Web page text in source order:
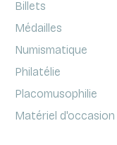
Billets
Médailles
Numismatique
Philatélie
Placomusophilie
Matériel d'occasion